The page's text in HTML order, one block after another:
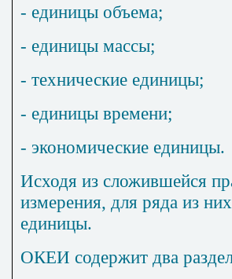
- единицы объема;
- единицы массы;
- технические единицы;
- единицы времени;
- экономические единицы.
Исходя из сложившейся
измерения, для ряда из
единицы.
ОКЕИ содержит два